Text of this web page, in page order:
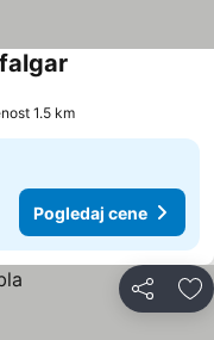
1.5 km
Pogledaj cene
Deli